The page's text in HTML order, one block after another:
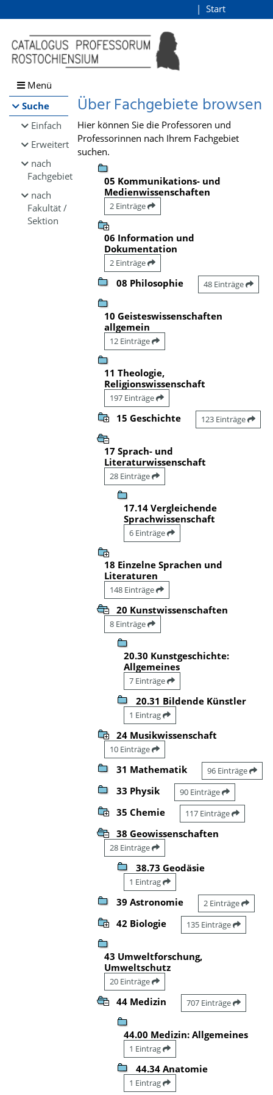
Browsen
direkt zum Inhalt
Start
Menü
Suche
Einfach
Erweitert
nach
Fachgebiet
nach
Fakultät /
Sektion
Über Fachgebiete browsen
Hier können Sie die Professoren und
Professorinnen nach Ihrem Fachgebiet
suchen.
05 Kommunikations- und
Medienwissenschaften
2 Einträge
06 Information und
Dokumentation
2 Einträge
08 Philosophie 48 Einträge
10 Geisteswissenschaften
allgemein
12 Einträge
11 Theologie,
Religionswissenschaft
197 Einträge
15 Geschichte 123 Einträge
17 Sprach- und
Literaturwissenschaft
28 Einträge
17.14 Vergleichende
Sprachwissenschaft
6 Einträge
18 Einzelne Sprachen und
Literaturen
148 Einträge
20 Kunstwissenschaften
8 Einträge
20.30 Kunstgeschichte:
Allgemeines
7 Einträge
20.31 Bildende Künstler
1 Eintrag
24 Musikwissenschaft
10 Einträge
31 Mathematik 96 Einträge
33 Physik 90 Einträge
35 Chemie 117 Einträge
38 Geowissenschaften
28 Einträge
38.73 Geodäsie
1 Eintrag
39 Astronomie 2 Einträge
42 Biologie 135 Einträge
43 Umweltforschung,
Umweltschutz
20 Einträge
44 Medizin 707 Einträge
44.00 Medizin: Allgemeines
1 Eintrag
44.34 Anatomie
1 Eintrag